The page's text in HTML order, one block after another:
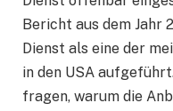
Bericht aus dem Jahr
Dienst als eine der
in den USA
fragen, warum die